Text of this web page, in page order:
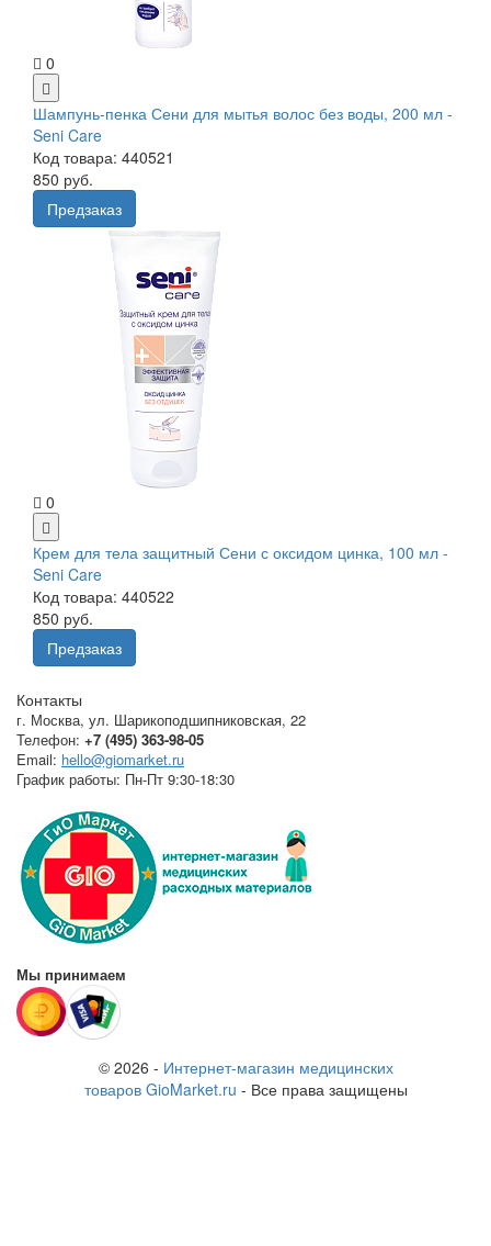
0
Шампунь-пенка Сени для мытья волос без воды, 200 мл -
Seni Care
Код товара: 440521
850 руб.
Предзаказ
0
Крем для тела защитный Сени с оксидом цинка, 100 мл -
Seni Care
Код товара: 440522
850 руб.
Предзаказ
Контакты
г. Москва, ул. Шарикоподшипниковская, 22
Телефон: +7 (495) 363-98-05
Email: hello@giomarket.ru
График работы: Пн-Пт 9:30-18:30
Мы принимаем
© 2026 - Интернет-магазин медицинских
товаров GioMarket.ru - Все права защищены